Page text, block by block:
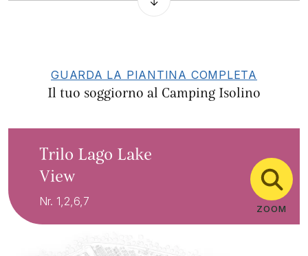
GUARDA LA PIANTINA COMPLETA
Il tuo soggiorno al Camping Isolino
Trilo Lago Lake
View
Nr. 1,2,6,7
ZOOM